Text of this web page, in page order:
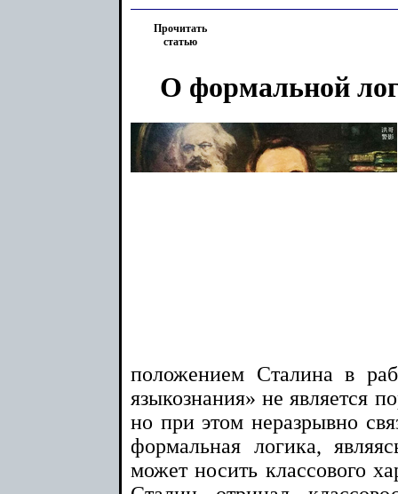
Прочитать
статью
О формальной
положением Сталина в
языкознания» не является
но при этом неразрывно
формальная логика,
может носить классового